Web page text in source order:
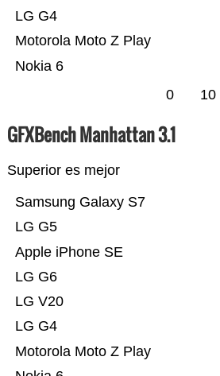
Nokia 6
Motorola Moto Z Play
LG G4
0 10
GFXBench Manhattan 3.1
Superior es mejor
Motorola Moto Z Play
LG G4
LG V20
LG G6
Apple iPhone SE
LG G5
Samsung Galaxy S7